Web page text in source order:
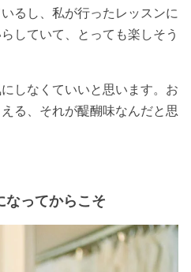
るし、私が行ったレッスンに
していて、とっても楽しそう
しなくていいと思います。お
る、それが醍醐味なんだと思
なってからこそ